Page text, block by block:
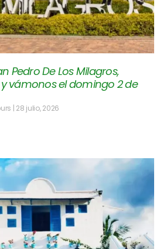
Pedro De Los Milagros,
vámonos el domingo 2 de
28 julio, 2026